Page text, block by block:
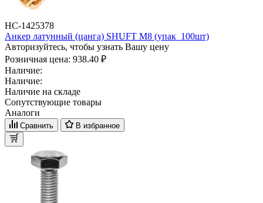
НС-1425378
Анкер латунный (цанга) SHUFT М8 (упак_100шт)
Авторизуйтесь, чтобы узнать Вашу цену
Розничная цена: 938.40 ₽
Наличие:
Наличие:
Наличие на складе
Сопутствующие товары
Аналоги
Сравнить В избранное